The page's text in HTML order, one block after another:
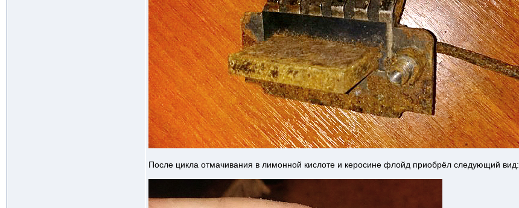
После цикла отмачивания в лимонной кислоте и керосине флойд приобрёл следующий вид: